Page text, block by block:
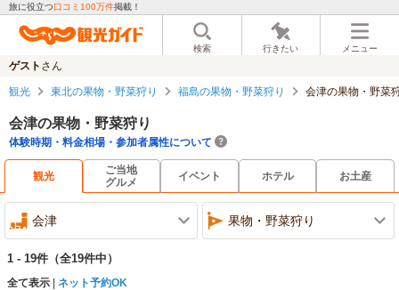
旅に役立つ口コミ100万件掲載！
検索 行きたい メニュー
ゲスト さん
観光 東北の果物・野菜狩り 福島の果物・野菜狩り 会津の果物・野菜
会津の果物・野菜狩り
体験時期・料金相場・参加者属性について
観光
ご当地
グルメ
イベント ホテル お土産
会津 果物・野菜狩り
1 - 19件 （全19件中）
全て表示 ネット予約OK